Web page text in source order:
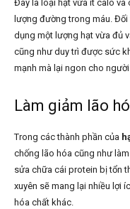
Đây là loại hạt vừa ít calo và
lượng đường trong máu.
dụng một lượng hạt vừa đủ
cũng như duy trì được sức
mạnh mà lại ngon cho
Làm giảm lão
Trong các thành phần của
chống lão hóa cũng như
sửa chữa cái protein bị tổn
xuyên sẽ mang lại nhiều lợi
hóa chất khác.